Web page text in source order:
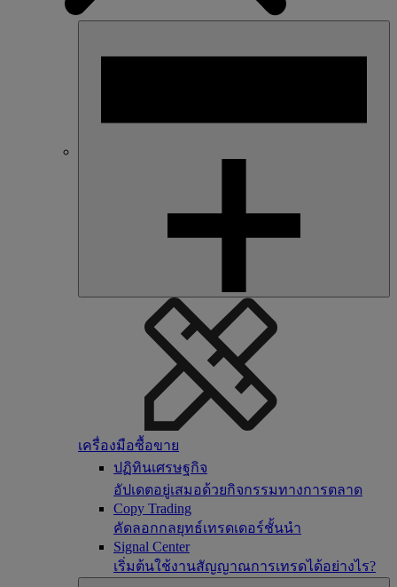
เครื่องมือซื้อขาย
ปฏิทินเศรษฐกิจ
อัปเดตอยู่เสมอด้วยกิจกรรมทางการตลาด
Copy Trading
คัดลอกกลยุทธ์เทรดเดอร์ชั้นนำ
Signal Center
เริ่มต้นใช้งานสัญญาณการเทรดได้อย่างไร?